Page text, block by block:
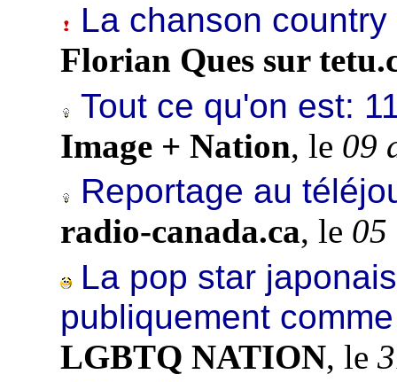
La chanson
Florian Ques sur
Tout ce qu'on est:
Image + Nation, le 09
Reportage au
radio-canada.ca, le 05
La pop star
publiquement
LGBTQ NATION, le